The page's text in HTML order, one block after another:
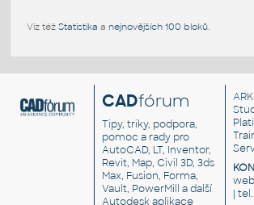
Viz též Statistika a nejnovějších 100 bloků.
CADfórum
Tipy, triky, podpora,
pomoc a rady pro
AutoCAD, LT, Inventor,
Revit, Map, Civil 3D, 3ds
Max, Fusion, Forma,
Vault, PowerMill a další
Autodesk aplikace
| tel.